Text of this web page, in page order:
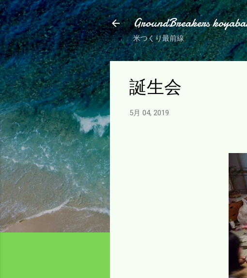
GroundBreakers
米つくり最前線
誕生会
5月 04, 2019